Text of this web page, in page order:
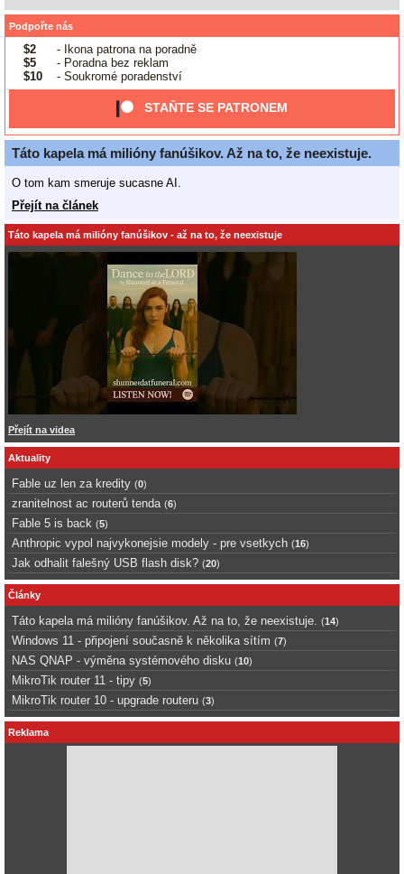
Podpořte nás
$2
- Ikona patrona na poradně
$5
- Poradna bez reklam
$10
- Soukromé poradenství
STAŇTE SE PATRONEM
Táto kapela má milióny fanúšikov. Až na to, že neexistuje.
O tom kam smeruje sucasne AI.
Přejít na článek
Táto kapela má milióny fanúšikov - až na to, že neexistuje
Přejít na videa
Aktuality
Fable uz len za kredity (0)
zranitelnost ac routerů tenda (6)
Fable 5 is back (5)
Anthropic vypol najvykonejsie modely - pre vsetkych (16)
Jak odhalit falešný USB flash disk? (20)
Články
Táto kapela má milióny fanúšikov. Až na to, že neexistuje. (14)
Windows 11 - připojení současně k několika sítím (7)
NAS QNAP - výměna systémového disku (10)
MikroTik router 11 - tipy (5)
MikroTik router 10 - upgrade routeru (3)
Reklama